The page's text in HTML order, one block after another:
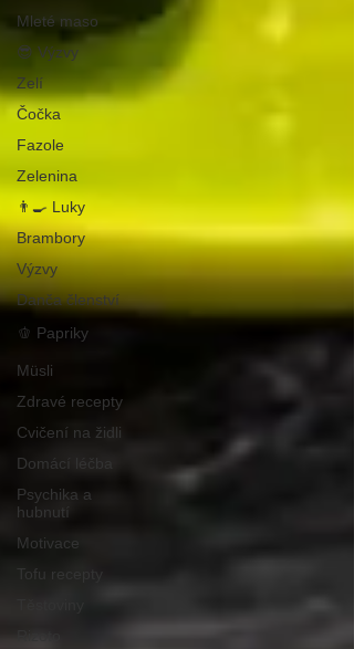
Mleté maso
😎 Výzvy
Zelí
Čočka
Fazole
Zelenina
👨‍🍳 Luky
Brambory
Výzvy
Danča členství
🫑 Papriky
Müsli
Zdravé recepty
Cvičení na židli
Domácí léčba
Psychika a
hubnutí
Motivace
Tofu recepty